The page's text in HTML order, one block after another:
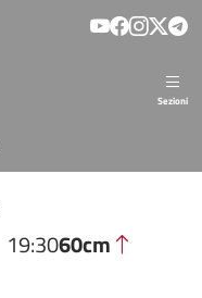
Sezioni
19:3060cm